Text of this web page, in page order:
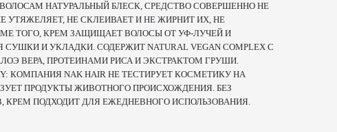
НАТУРАЛЬНЫЙ БЛЕСК, СРЕДСТВО СОВЕРШЕННО НЕ
УТЯЖЕЛЯЕТ, НЕ СКЛЕИВАЕТ И НЕ ЖИРНИТ ИХ, НЕ
ТОГО, КРЕМ ЗАЩИЩАЕТ ВОЛОСЫ ОТ УФ-ЛУЧЕЙ И
И УКЛАДКИ. СОДЕРЖИТ NATURAL VEGAN COMPLEX С
ВЕРА, ПРОТЕИНАМИ РИСА И ЭКСТРАКТОМ ГРУШИ.
КОМПАНИЯ NAK HAIR НЕ ТЕСТИРУЕТ КОСМЕТИКУ НА
ПРОДУКТЫ ЖИВОТНОГО ПРОИСХОЖДЕНИЯ. БЕЗ
КРЕМ ПОДХОДИТ ДЛЯ ЕЖЕДНЕВНОГО ИСПОЛЬЗОВАНИЯ.